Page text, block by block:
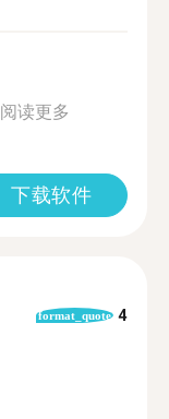
阅读更多
下载软件
format_quote 4